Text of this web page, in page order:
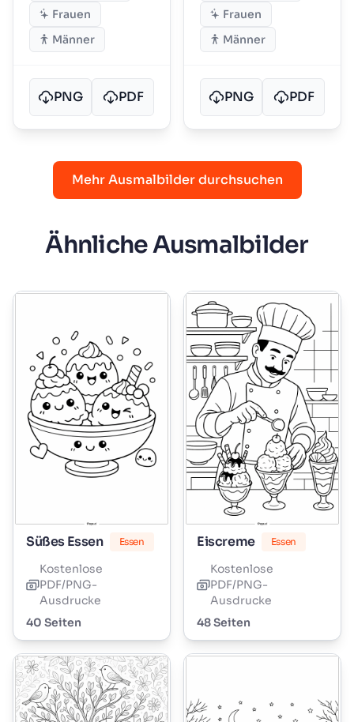
Frauen
Männer
PNG PDF
Frauen
Männer
PNG PDF
Mehr Ausmalbilder durchsuchen
Ähnliche Ausmalbilder
Süßes Essen Essen
Kostenlose
PDF/PNG-
Ausdrucke
40 Seiten
Eiscreme Essen
Kostenlose
PDF/PNG-
Ausdrucke
48 Seiten